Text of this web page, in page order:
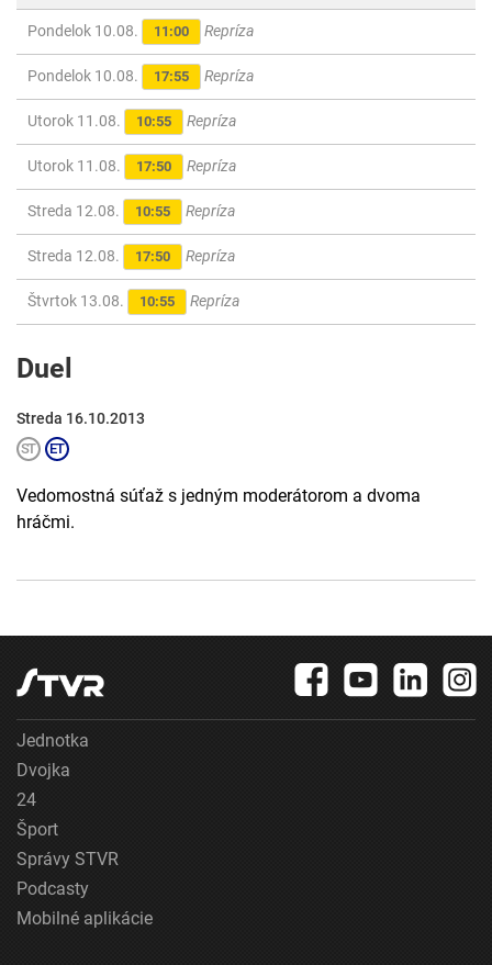
Pondelok 10.08. 11:00 Repríza
Pondelok 10.08. 17:55 Repríza
Utorok 11.08. 10:55 Repríza
Utorok 11.08. 17:50 Repríza
Streda 12.08. 10:55 Repríza
Streda 12.08. 17:50 Repríza
Štvrtok 13.08. 10:55 Repríza
Duel
Streda 16.10.2013
Vedomostná súťaž s jedným moderátorom a dvoma
hráčmi.
Jednotka
Dvojka
24
Šport
Správy STVR
Podcasty
Mobilné aplikácie